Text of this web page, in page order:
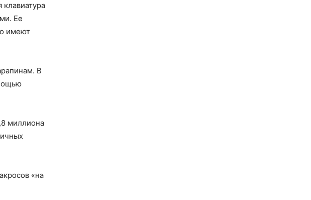
клавиатура
Ее
имеют
В
миллиона
«на